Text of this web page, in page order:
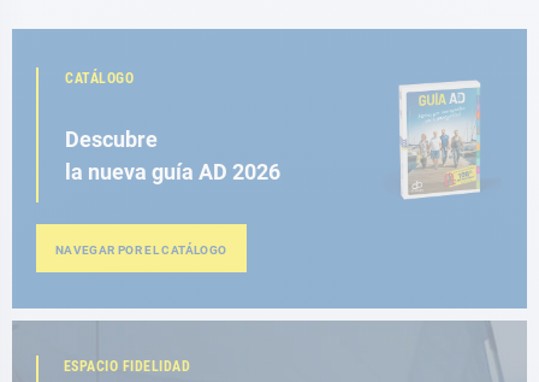
CATÁLOGO
Descubre
la nueva guía AD 2026
NAVEGAR POR EL CATÁLOGO
ESPACIO FIDELIDAD